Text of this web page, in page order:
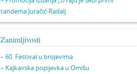
tandema Juračić-Radalj
Zanimljivosti
– 60. Festival u brojevima
– Kajkavska popijevka u Omišu